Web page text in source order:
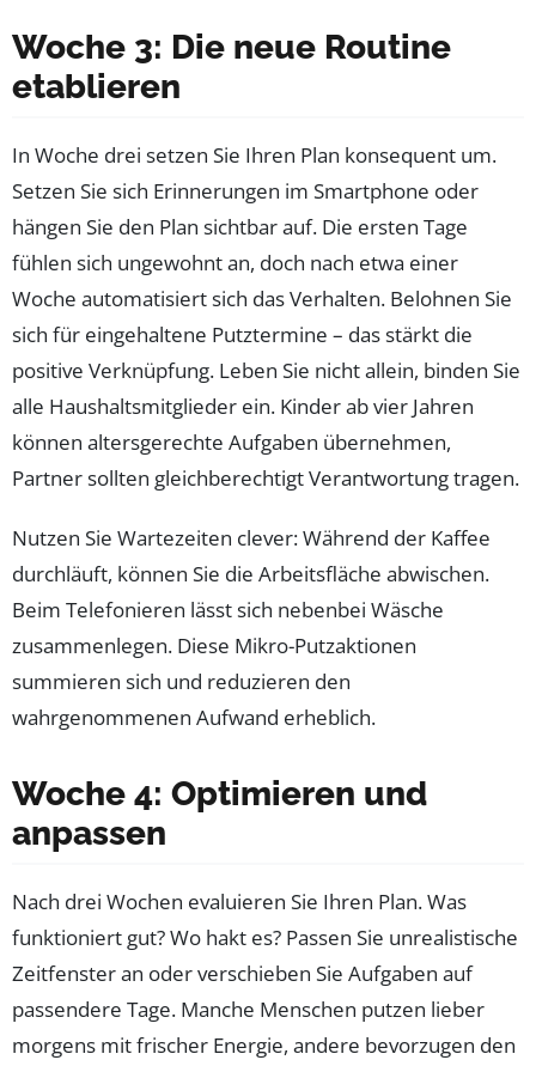
Woche 3: Die neue Routine
etablieren
In Woche drei setzen Sie Ihren Plan konsequent um.
Setzen Sie sich Erinnerungen im Smartphone oder
hängen Sie den Plan sichtbar auf. Die ersten Tage
fühlen sich ungewohnt an, doch nach etwa einer
Woche automatisiert sich das Verhalten. Belohnen Sie
sich für eingehaltene Putztermine – das stärkt die
positive Verknüpfung. Leben Sie nicht allein, binden Sie
alle Haushaltsmitglieder ein. Kinder ab vier Jahren
können altersgerechte Aufgaben übernehmen,
Partner sollten gleichberechtigt Verantwortung tragen.
Nutzen Sie Wartezeiten clever: Während der Kaffee
durchläuft, können Sie die Arbeitsfläche abwischen.
Beim Telefonieren lässt sich nebenbei Wäsche
zusammenlegen. Diese Mikro-Putzaktionen
summieren sich und reduzieren den
wahrgenommenen Aufwand erheblich.
Woche 4: Optimieren und
anpassen
Nach drei Wochen evaluieren Sie Ihren Plan. Was
funktioniert gut? Wo hakt es? Passen Sie unrealistische
Zeitfenster an oder verschieben Sie Aufgaben auf
passendere Tage. Manche Menschen putzen lieber
morgens mit frischer Energie, andere bevorzugen den